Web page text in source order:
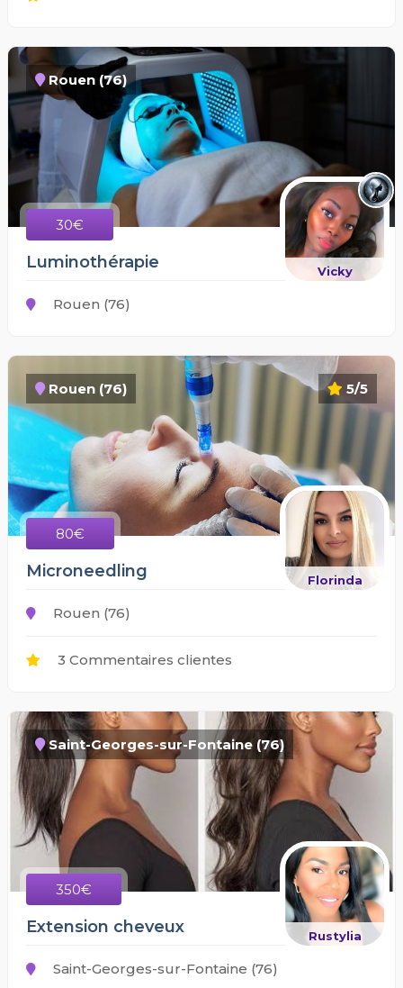
Rouen (76)
30€
Vicky
Luminothérapie
Rouen (76)
5/5
Rouen (76)
80€
Florinda
Microneedling
Rouen (76)
3 Commentaires clientes
Saint-Georges-sur-Fontaine (76)
350€
Rustylia
Extension cheveux
Saint-Georges-sur-Fontaine (76)